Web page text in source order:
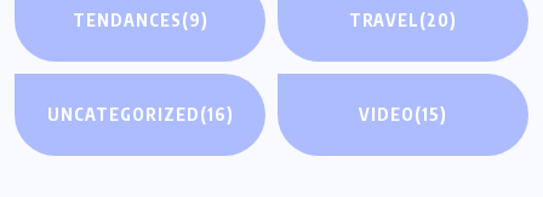
TENDANCES(9) TRAVEL(20)
UNCATEGORIZED(16) VIDEO(15)